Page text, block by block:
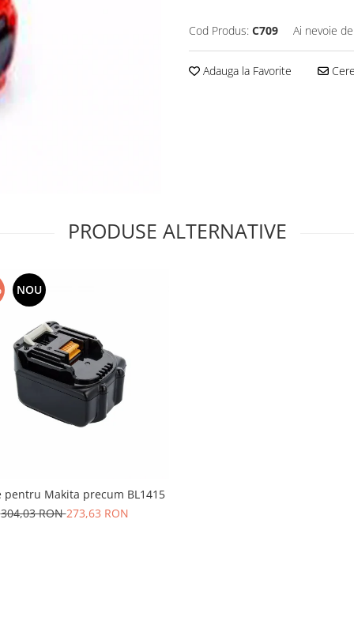
Cod Produs: C709 Ai nevoie
Adauga la Favorite
PRODUSE ALTERNATIVE
NOU
pentru Makita precum BL1415
304,03 RON273,63 RON